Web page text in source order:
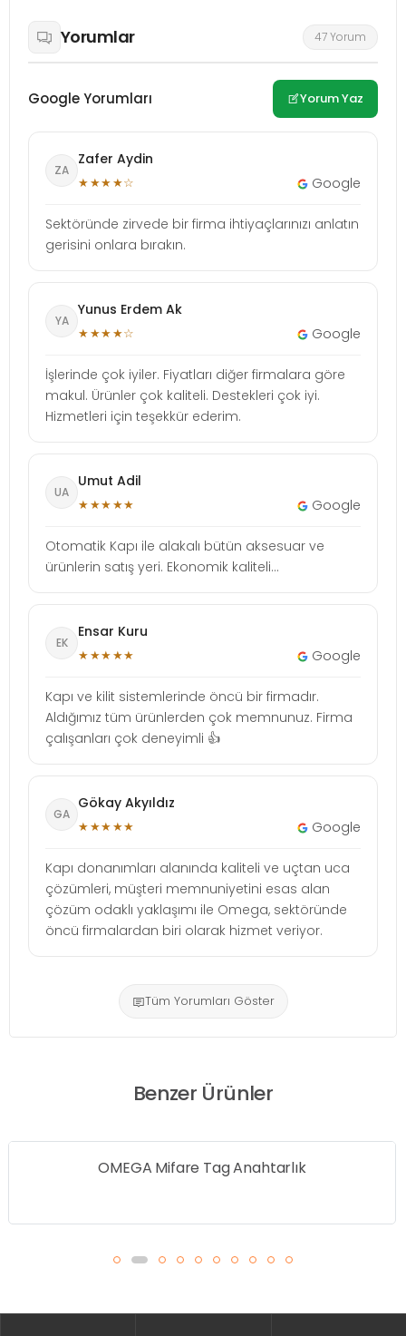
Yorumlar 47 Yorum
Google Yorumları Yorum Yaz
ZA
Zafer Aydin
★★★★☆ Google
Sektöründe zirvede bir firma ihtiyaçlarınızı anlatın
gerisini onlara bırakın.
YA
Yunus Erdem Ak
★★★★☆ Google
İşlerinde çok iyiler. Fiyatları diğer firmalara göre
makul. Ürünler çok kaliteli. Destekleri çok iyi.
Hizmetleri için teşekkür ederim.
UA
Umut Adil
★★★★★ Google
Otomatik Kapı ile alakalı bütün aksesuar ve
ürünlerin satış yeri. Ekonomik kaliteli...
EK
Ensar Kuru
★★★★★ Google
Kapı ve kilit sistemlerinde öncü bir firmadır.
Aldığımız tüm ürünlerden çok memnunuz. Firma
çalışanları çok deneyimli 👍
GA
Gökay Akyıldız
★★★★★ Google
Kapı donanımları alanında kaliteli ve uçtan uca
çözümleri, müşteri memnuniyetini esas alan
çözüm odaklı yaklaşımı ile Omega, sektöründe
öncü firmalardan biri olarak hizmet veriyor.
Tüm Yorumları Göster
Benzer Ürünler
OMEGA Mifare Tag Anahtarlık